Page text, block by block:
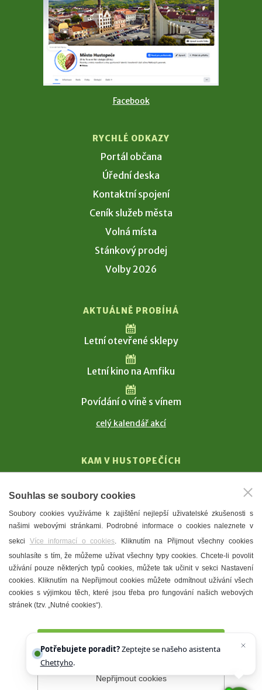
Facebook
RYCHLÉ ODKAZY
Portál občana
Úřední deska
Kontaktní spojení
Ceník služeb města
Volná místa
Stánkový prodej
Volby 2026
AKTUÁLNĚ PROBÍHÁ
Letní otevřené sklepy
Letní kino na Amfiku
Povídání o víně s vínem
celý kalendář akcí
KAM V HUSTOPEČÍCH
T. G. Masaryk
Mandloně
Ubytování
Restaurace
Městské muzeum a galerie
Denní meníčka
Prohlášení o přístupnosti Správce webu
Souhlas se soubory cookies
Soubory cookies využíváme k zajištění nejlepší uživatelské zkušenosti s
našimi webovými stránkami. Podrobné informace o cookies naleznete v
sekci Více informací o cookies. Kliknutím na Přijmout všechny cookies
souhlasíte s tím, že můžeme užívat všechny typy cookies. Chcete-li povolit
užívání pouze některých typů cookies, můžete tak učinit v sekci Nastavení
cookies. Kliknutím na Nepřijmout cookies můžete odmítnout užívání všech
cookies s výjimkou těch, které jsou třeba pro fungování našich webových
stránek (tzv. „Nutné cookies“).
Nepřijmout cookies
Potřebujete poradit?Zeptejte se našeho asistenta
Chettyho.